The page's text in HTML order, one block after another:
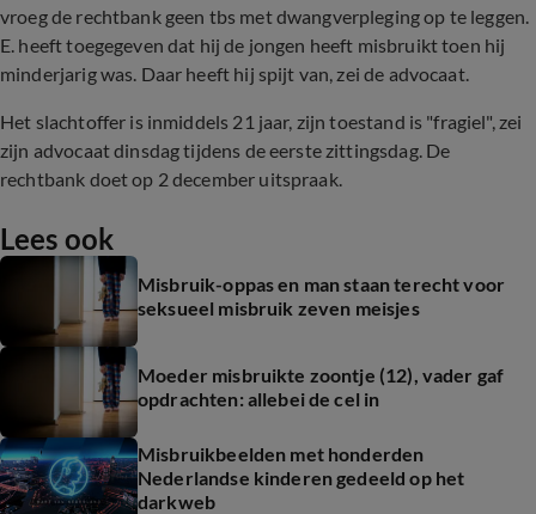
vroeg de rechtbank geen tbs met dwangverpleging op te leggen.
E. heeft toegegeven dat hij de jongen heeft misbruikt toen hij
minderjarig was. Daar heeft hij spijt van, zei de advocaat.
Het slachtoffer is inmiddels 21 jaar, zijn toestand is "fragiel", zei
zijn advocaat dinsdag tijdens de eerste zittingsdag. De
rechtbank doet op 2 december uitspraak.
Lees ook
Misbruik-oppas en man staan terecht voor
seksueel misbruik zeven meisjes
Moeder misbruikte zoontje (12), vader gaf
opdrachten: allebei de cel in
Misbruikbeelden met honderden
Nederlandse kinderen gedeeld op het
darkweb